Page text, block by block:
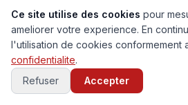
Carte historique du monde
Ce site utilise des cookies pour
ameliorer votre experience. En
l'utilisation de cookies conformement
confidentialite.
Refuser
Accepter